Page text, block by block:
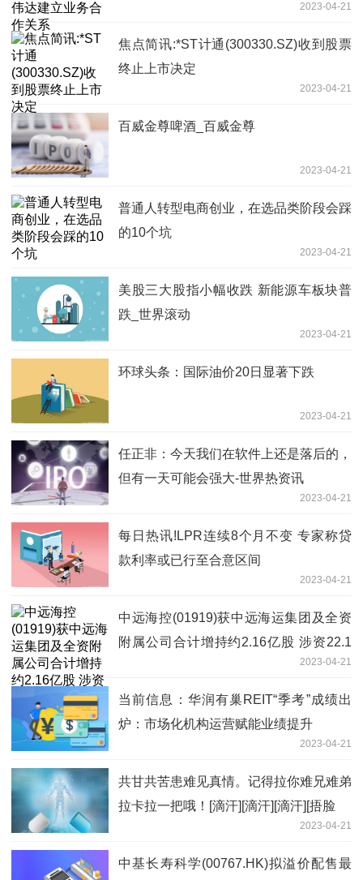
2023-04-21
焦点简讯:*ST计通(300330.SZ)收到股票
终止上市决定
2023-04-21
百威金尊啤酒_百威金尊
2023-04-21
普通人转型电商创业，在选品类阶段会踩
的10个坑
2023-04-21
美股三大股指小幅收跌 新能源车板块普
跌_世界滚动
2023-04-21
环球头条：国际油价20日显著下跌
2023-04-21
任正非：今天我们在软件上还是落后的，
但有一天可能会强大-世界热资讯
2023-04-21
每日热讯!LPR连续8个月不变 专家称贷
款利率或已行至合意区间
2023-04-21
中远海控(01919)获中远海运集团及全资
附属公司合计增持约2.16亿股 涉资22.1
2023-04-21
当前信息：华润有巢REIT“季考”成绩出
炉：市场化机构运营赋能业绩提升
2023-04-21
共甘共苦患难见真情。记得拉你难兄难弟
拉卡拉一把哦！[滴汗][滴汗][滴汗][捂脸
2023-04-21
中基长寿科学(00767.HK)拟溢价配售最